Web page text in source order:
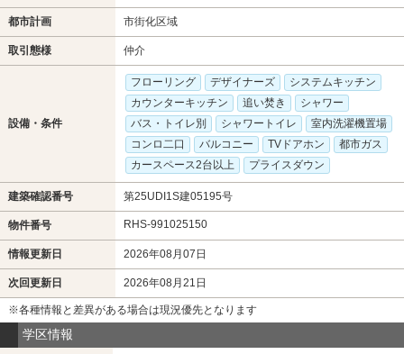
都市計画 市街化区域
取引態様 仲介
設備・条件
フローリング デザイナーズ
システムキッチン
カウンターキッチン
追い焚き
シャワー
バス・トイレ別
シャワートイレ
室内洗濯機置場
コンロ二口
バルコニー TVドアホン
都市ガス
カースペース2台以上
プライスダウン
建築確認番号 第25UDI1S建05195号
物件番号 RHS-991025150
情報更新日 2026年08月07日
次回更新日 2026年08月21日
※各種情報と差異がある場合は現況優先となります
学区情報